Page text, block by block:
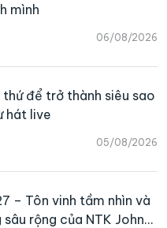
06/08/2026
mình
05/08/2026
để trở thành siêu sao
hát live
– Tôn vinh tầm nhìn và
sâu rộng của NTK John